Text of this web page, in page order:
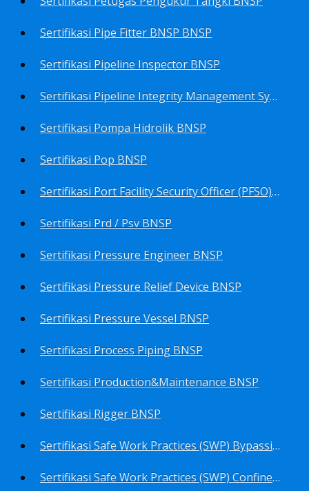
Sertifikasi Pipe Fitter BNSP BNSP
Sertifikasi Pipeline Inspector BNSP
Sertifikasi Pipeline Integrity Management System (Pims) BNSP
Sertifikasi Pompa Hidrolik BNSP
Sertifikasi Pop BNSP
Sertifikasi Port Facility Security Officer (PFSO) BNSP
Sertifikasi Prd / Psv BNSP
Sertifikasi Pressure Engineer BNSP
Sertifikasi Pressure Relief Device BNSP
Sertifikasi Pressure Vessel BNSP
Sertifikasi Process Piping BNSP
Sertifikasi Production&Maintenance BNSP
Sertifikasi Rigger BNSP
Sertifikasi Safe Work Practices (SWP) Bypassing Critical Protection BNSP
Sertifikasi Safe Work Practices (SWP) Confined Space Entry BNSP